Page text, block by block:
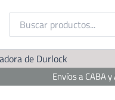
de Durlock
Envíos a CABA